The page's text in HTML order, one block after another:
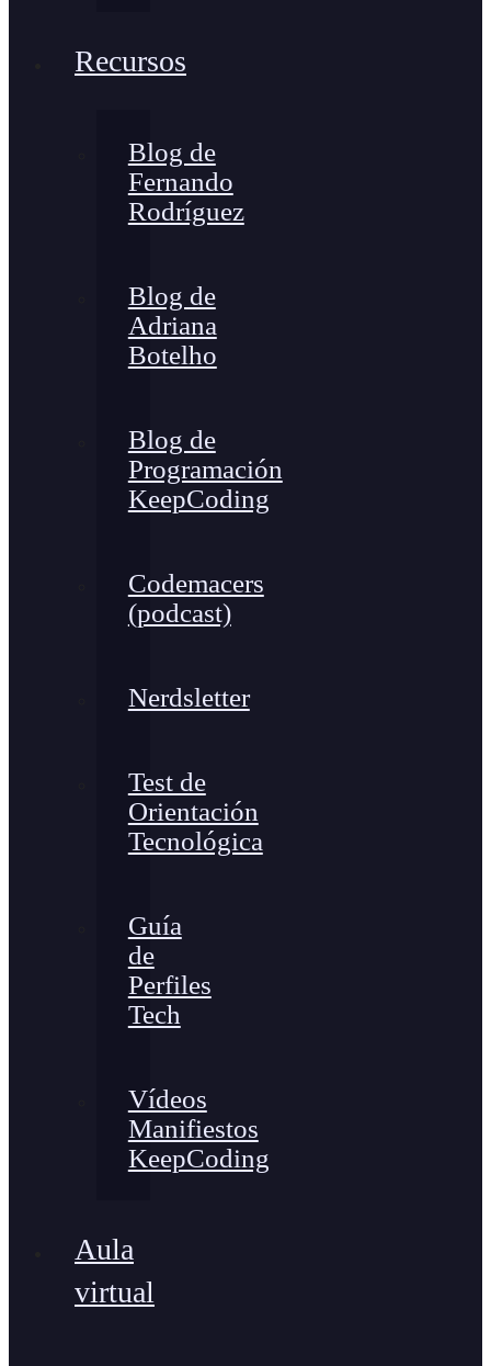
Recursos
Blog de
Fernando
Rodríguez
Blog de
Adriana
Botelho
Blog de
Programación
KeepCoding
Codemacers
(podcast)
Nerdsletter
Test de
Orientación
Tecnológica
Guía
de
Perfiles
Tech
Vídeos
Manifiestos
KeepCoding
Aula
virtual